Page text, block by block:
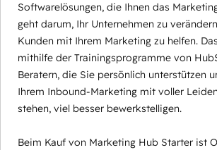
Softwarelösungen, die Ihnen das
geht darum, Ihr Unternehmen zu
Kunden mit Ihrem Marketing zu helfen.
mithilfe der Trainingsprogramme von
Beratern, die Sie persönlich unterstützen
Ihrem Inbound-Marketing mit voller
stehen, viel besser bewerkstelligen.
Beim Kauf von Marketing Hub Starter ist